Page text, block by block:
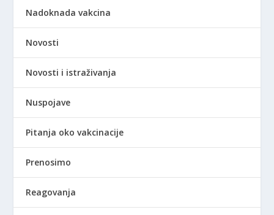
Nadoknada vakcina
Novosti
Novosti i istraživanja
Nuspojave
Pitanja oko vakcinacije
Prenosimo
Reagovanja